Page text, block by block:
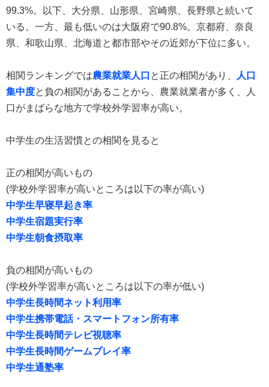
99.3%。以下、大分県、山形県、宮崎県、長野県と続いて
いる。一方、最も低いのは大阪府で90.8%。京都府、奈良
県、和歌山県、北海道と都市部やその近郊が下位に多い。
相関ランキングでは農業就業人口 と正の相関があり、
人口
集中度と負の相関があることから、農業就業者が多く、人
口がまばらな地方で学校外学習率が高い。
中学生の生活習慣との相関を見ると
正の相関が高いもの
(学校外学習率が高いところは以下の率が高い)
中学生早寝早起き率
中学生宿題実行率
中学生朝食摂取率
負の相関が高いもの
(学校外学習率が高いところは以下の率が低い)
中学生長時間ネット利用率
中学生携帯電話・スマートフォン所有率
中学生長時間テレビ視聴率
中学生長時間ゲームプレイ率
中学生通塾率